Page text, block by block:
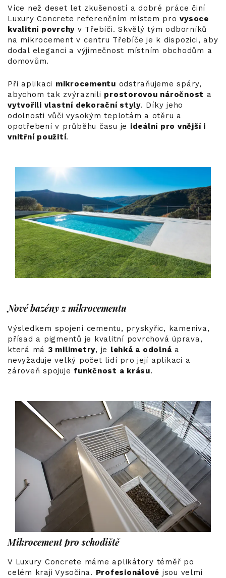
Více než deset let zkušeností a dobré práce činí
Luxury Concrete referenčním místem provysoce
kvalitní povrchy v Třebíči. Skvělý tým odborníků
na mikrocement v centru Třebíče je k dispozici, aby
dodal eleganci a výjimečnost místním obchodům a
domovům.
Při aplikaci mikrocementu odstraňujeme spáry,
abychom tak zvýraznili prostorovou náročnost a
vytvořili vlastní dekorační styly. Díky jeho
odolnosti vůči vysokým teplotám a otěru a
opotřebení v průběhu času je ideální pro vnější i
vnitřní použití.
Nové bazény z mikrocementu
Výsledkem spojení cementu, pryskyřic, kameniva,
přísad a pigmentů je kvalitní povrchová úprava,
která má 3 milimetry, je lehká a odolná a
nevyžaduje velký počet lidí pro její aplikaci a
zároveň spojuje funkčnost a krásu.
Mikrocement pro schodiště
V Luxury Concrete máme aplikátory téměř po
celém kraji Vysočina. Profesionálové jsou velmi